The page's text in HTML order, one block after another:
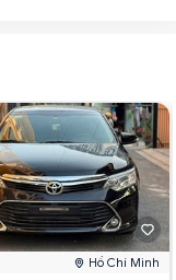
Hồ Chí Minh